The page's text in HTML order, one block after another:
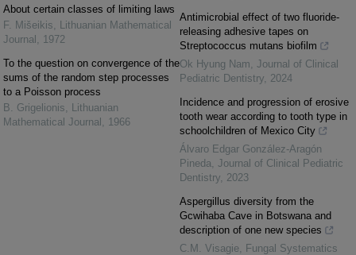
About certain classes of limiting laws
F. Mišeikis, Lithuanian Mathematical
Journal , 1972
To the question on convergence of the
sums of the random step processes
to a Poisson process
B. Grigelionis, Lithuanian
Mathematical Journal , 1966
Antimicrobial effect of two fluoride-
releasing adhesive tapes on
Streptococcus mutans biofilm
Ok Hyung Nam, Journal of Clinical
Pediatric Dentistry, 2024
Incidence and progression of erosive
tooth wear according to tooth type in
schoolchildren of Mexico City
Álvaro Edgar González-Aragón
Pineda, Journal of Clinical Pediatric
Dentistry, 2023
Aspergillus diversity from the
Gcwihaba Cave in Botswana and
description of one new species
C.M. Visagie, Fungal Systematics